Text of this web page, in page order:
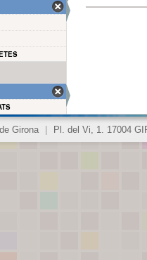
Girona Pl. del Vi, 1. 17004